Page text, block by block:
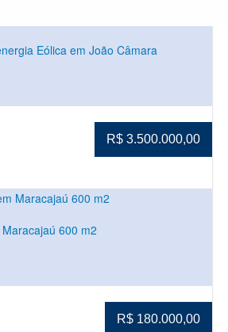
Eólica em João Câmara
R$ 3.500.000,00
600 m2
R$ 180.000,00